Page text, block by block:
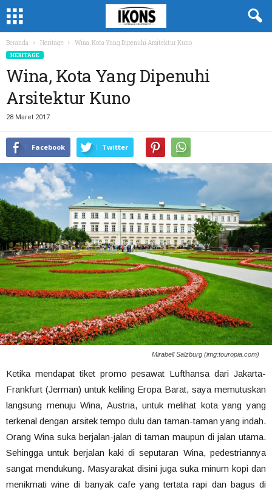
Beranda Heritage Wina, Kota Yang Dipenuhi Arsitektur Kuno
HERITAGE
Wina, Kota Yang Dipenuhi
Arsitektur Kuno
28 Maret 2017
Facebook Twitter
Mirabell Salzburg (img:touropia.com)
Ketika mendapat tiket promo pesawat Lufthansa dari Jakarta-
Frankfurt (Jerman) untuk keliling Eropa Barat, saya memutuskan
langsung menuju Wina, Austria, untuk melihat kota yang yang
terkenal dengan arsitek tempo dulu dan taman-taman yang indah.
Orang Wina suka berjalan-jalan di taman maupun di jalan utama.
Sehingga untuk berjalan kaki di seputaran Wina, pedestriannya
sangat mendukung. Masyarakat disini juga suka minum kopi dan
menikmati wine di banyak cafe yang tertata rapi dan bagus di